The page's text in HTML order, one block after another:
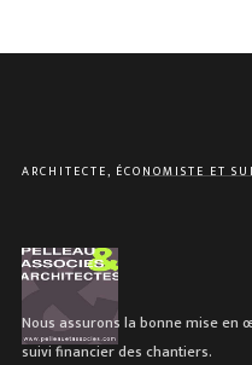
ARCHITECTE, ÉCONOMISTE ET
Nous assurons la bonne mise
suivi financier des chantiers.